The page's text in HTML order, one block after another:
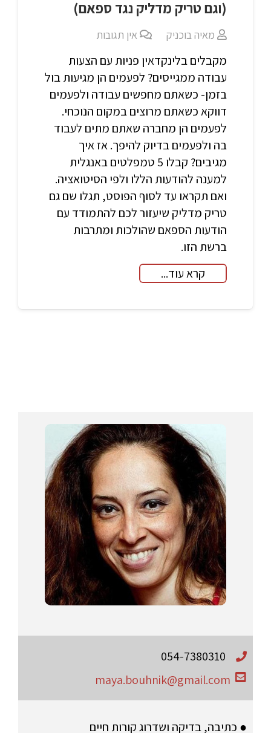
(וגם טריק מדליק נגד ספאם)
מאיה בוכניק אין תגובות
מקבלים בלינקדאין פניות עם הצעות
עבודה ממגייסים? לפעמים הן מגיעות בול
בזמן- כשאתם מחפשים עבודה ולפעמים
דווקא כשאתם מרוצים במקום הנוכחי.
לפעמים הן מחברה שאתם מתים לעבוד
בה ולפעמים בדיוק להיפך. אז איך
מגיבים? קבלו 5 טמפלטים באנגלית
למענה להודעות הללו ולפי הסיטואציה.
ואם תקראו עד לסוף הפוסט, תגלו שם גם
טריק מדליק שיעזור לכם להתמודד עם
הודעות הספאם שהולכות ומתרבות
ברשת הזו.
קרא עוד...
054-7380310
maya.bouhnik@gmail.com
● כתיבה, בדיקה ושדרוג קורות חיים